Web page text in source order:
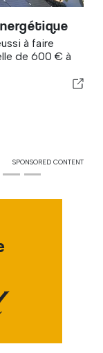
à faire
de 600 € à
SPONSORED CONTENT